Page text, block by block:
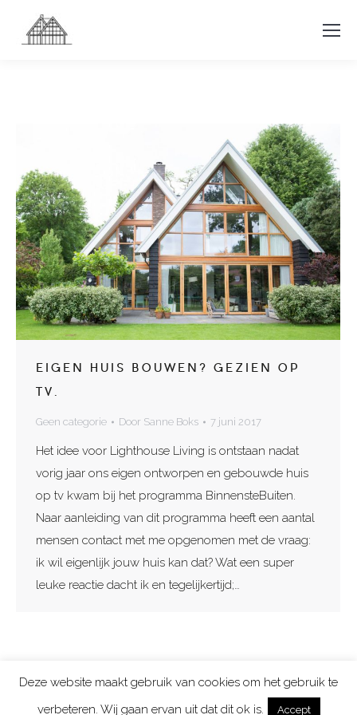
EIGEN HUIS BOUWEN? GEZIEN OP
TV.
Geen categorie Door Sanne Boks 7 juni 2017
Het idee voor Lighthouse Living is ontstaan nadat
vorig jaar ons eigen ontworpen en gebouwde huis
op tv kwam bij het programma BinnensteBuiten.
Naar aanleiding van dit programma heeft een aantal
mensen contact met me opgenomen met de vraag:
ik wil eigenlijk jouw huis kan dat? Wat een super
leuke reactie dacht ik en tegelijkertijd;…
Deze website maakt gebruik van cookies om het gebruik te
verbeteren. Wij gaan ervan uit dat dit ok is.
Accept